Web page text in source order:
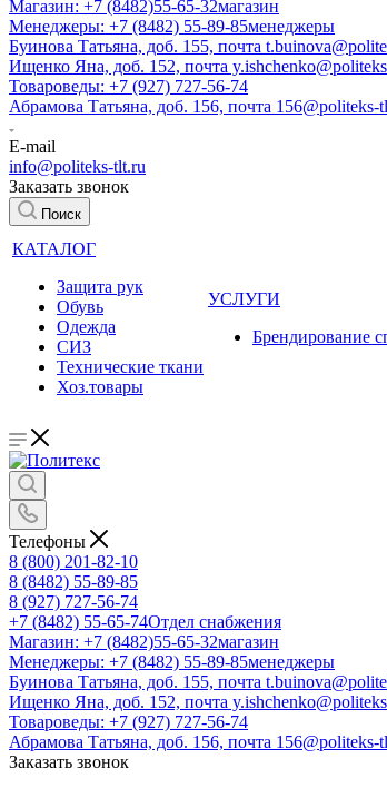
Магазин: +7 (8482)55-65-32магазин
Менеджеры: +7 (8482) 55-89-85менеджеры
Буинова Татьяна, доб. 155, почта
Ищенко Яна, доб. 152, почта
Товароведы: +7 (927) 727-56-74
Абрамова Татьяна, доб. 156, почта 156@politeks-
E-mail
info@politeks-tlt.ru
Заказать звонок
Поиск
КАТАЛОГ
Защита рук
Обувь
Одежда
СИЗ
Технические ткани
Хоз.товары
УСЛУГИ
Брендирование
Телефоны
8 (800) 201-82-10
8 (8482) 55-89-85
8 (927) 727-56-74
+7 (8482) 55-65-74Отдел снабжения
Магазин: +7 (8482)55-65-32магазин
Менеджеры: +7 (8482) 55-89-85менеджеры
Буинова Татьяна, доб. 155, почта
Ищенко Яна, доб. 152, почта
Товароведы: +7 (927) 727-56-74
Абрамова Татьяна, доб. 156, почта 156@politeks-
Заказать звонок